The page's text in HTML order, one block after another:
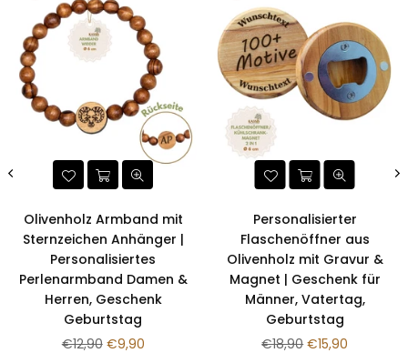
Olivenholz Armband mit
Sternzeichen Anhänger |
Personalisiertes
Perlenarmband Damen &
Herren, Geschenk
Geburtstag
Normaler
€12,90 €9,90
Personalisierter
Flaschenöffner aus
Olivenholz mit Gravur &
Magnet | Geschenk für
Männer, Vatertag,
Geburtstag
Normaler
€18,90 €15,90